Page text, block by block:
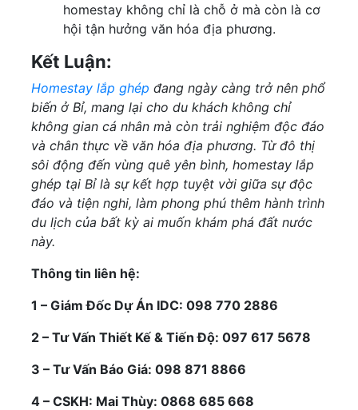
homestay không chỉ là chỗ ở mà còn là cơ
hội tận hưởng văn hóa địa phương.
Kết Luận:
Homestay lắp ghép đang ngày càng trở nên phổ
biến ở Bỉ, mang lại cho du khách không chỉ
không gian cá nhân mà còn trải nghiệm độc đáo
và chân thực về văn hóa địa phương. Từ đô thị
sôi động đến vùng quê yên bình, homestay lắp
ghép tại Bỉ là sự kết hợp tuyệt vời giữa sự độc
đáo và tiện nghi, làm phong phú thêm hành trình
du lịch của bất kỳ ai muốn khám phá đất nước
này.
Thông tin liên hệ:
1 – Giám Đốc Dự Án IDC: 098 770 2886
2 – Tư Vấn Thiết Kế & Tiến Độ: 097 617 5678
3 – Tư Vấn Báo Giá: 098 871 8866
4 – CSKH: Mai Thùy: 0868 685 668